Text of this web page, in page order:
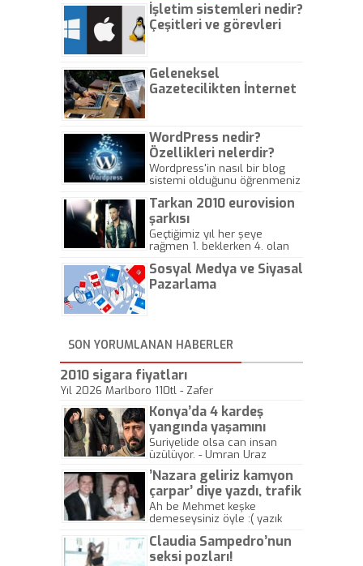
İşletim sistemleri nedir?
Çeşitleri ve görevleri
Geleneksel
Gazetecilikten İnternet
WordPress nedir?
Özellikleri nelerdir?
Wordpress'in nasıl bir blog
sistemi olduğunu öğrenmeniz
Tarkan 2010 eurovision
şarkısı
Geçtiğimiz yıl her şeye
rağmen 1. beklerken 4. olan
gösterisinin bu yarışmada
önemli olmadığını anlamıştır.
Sosyal Medya ve Siyasal
Pazarlama
SON YORUMLANAN HABERLER
2010 sigara fiyatları
Yıl 2026 Marlboro 110tl - Zafer
Konya’da 4 kardeş
yangında yaşamını
yitirdi
Suriyelide olsa can insan
üzülüyor. - Umran Uraz
’Nazara geliriz kamyon
çarpar’ diye yazdı, trafik
kazasında öldü!
Ah be Mehmet keşke
demeseysiniz öyle :( yazık
Claudia Sampedro’nun
seksi pozları!